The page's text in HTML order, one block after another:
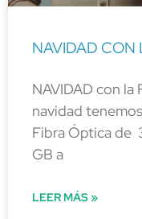
NAVIDAD CON
NAVIDAD con la
navidad
Fibra Óptica de
GB a
LEER MÁS »